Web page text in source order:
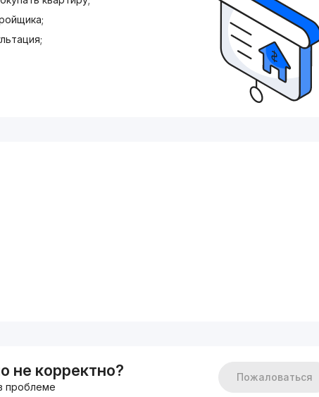
Кафе Райхон, Кафе Сой, Корзинка, NEXT ТРЦ, Чакар ЖК NRG U
Nest One
не корректно?
проблеме
Пожаловаться